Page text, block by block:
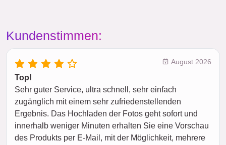
Kundenstimmen:
August 2026
Top!
Sehr guter Service, ultra schnell, sehr einfach
zugänglich mit einem sehr zufriedenstellenden
Ergebnis. Das Hochladen der Fotos geht sofort und
innerhalb weniger Minuten erhalten Sie eine Vorschau
des Produkts per E-Mail, mit der Möglichkeit, mehrere